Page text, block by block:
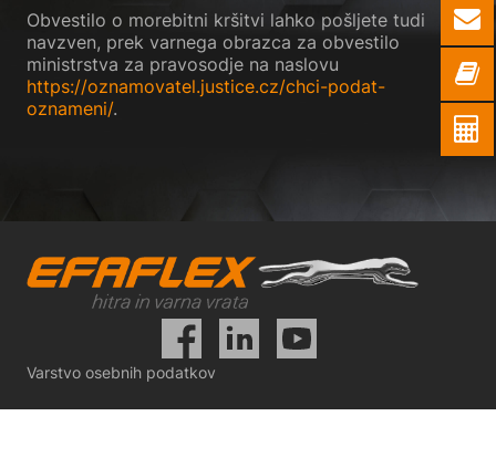
Obvestilo o morebitni kršitvi lahko pošljete tudi
navzven, prek varnega obrazca za obvestilo
ministrstva za pravosodje na naslovu
https://oznamovatel.justice.cz/chci-podat-
oznameni/.
Varstvo osebnih podatkov